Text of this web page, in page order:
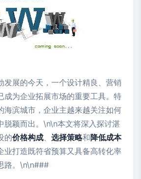
发展的今天，一个设计精良、营销
成为企业拓展市场的重要工具。特
海滨城市，企业主越来越关注如何
脱颖而出。\n\n本文将深入探讨湛
的价格构成、 选择策略和降低成本
业打造既符省预算又具备高转化率
路。\n\n###